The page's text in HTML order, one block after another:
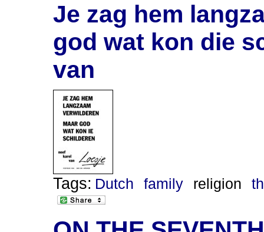
Je zag hem
god wat kon die
van
Tags: Dutch family religion